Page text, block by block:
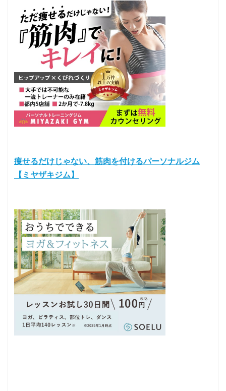
痩せるだけじゃない、筋肉を付けるパーソナルジム
【ミヤザキジム】